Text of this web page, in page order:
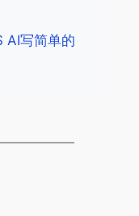
AI写简单的